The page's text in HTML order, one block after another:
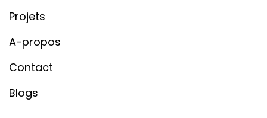
Projets
A-propos
Contact
Blogs